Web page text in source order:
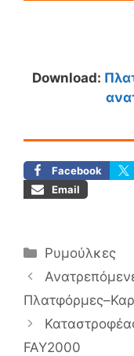
Download:
Facebook
Email
Κατηγορίες
Ρυμούλκες
FAY2000